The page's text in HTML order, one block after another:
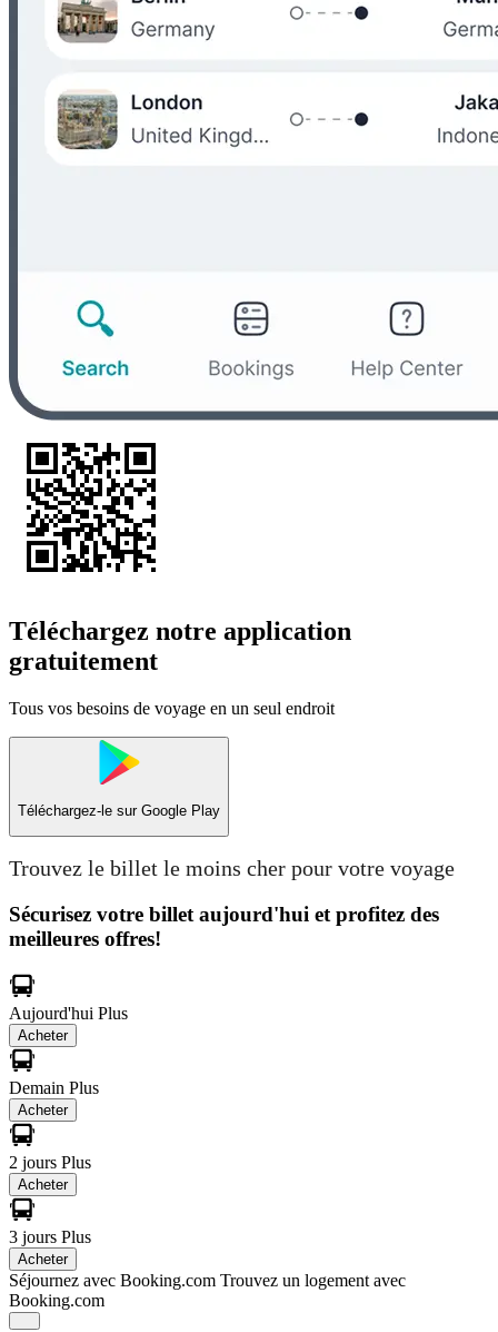
Téléchargez notre application
gratuitement
Tous vos besoins de voyage en un seul endroit
Téléchargez-le sur Google Play
Trouvez le billet le moins cher pour votre voyage
Sécurisez votre billet aujourd'hui et profitez des
meilleures offres!
Aujourd'hui Plus
Acheter
Demain Plus
Acheter
2 jours Plus
Acheter
3 jours Plus
Acheter
Séjournez avec Booking.com Trouvez un logement avec
Booking.com